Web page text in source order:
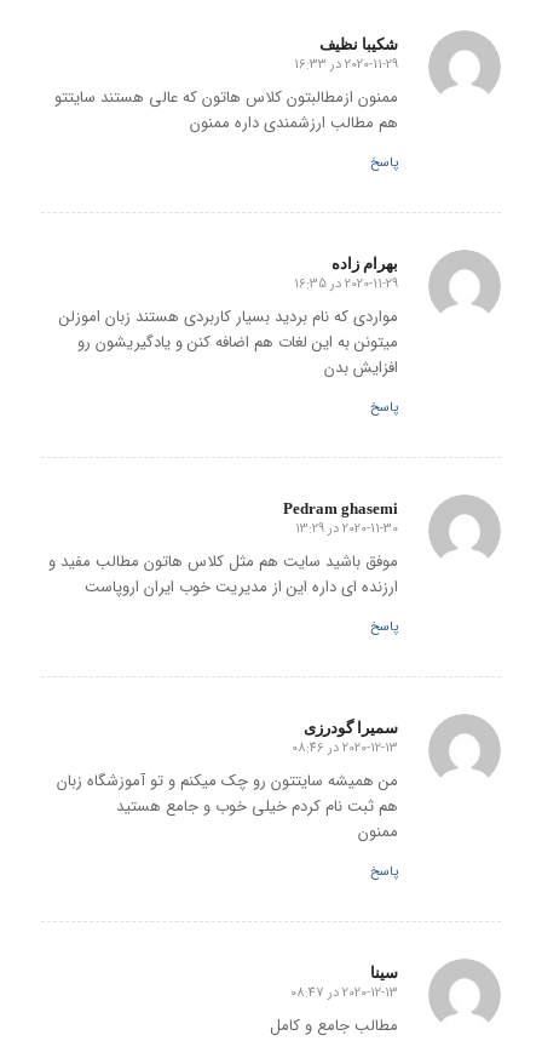
شکیبا نظیف
گفته:
2020-11-29 در 16:33
ممنون ازمطالبتون کلاس هاتون که عالی هستند سایتتو
هم مطالب ارزشمندی داره ممنون
پاسخ
بهرام زاده
گفته:
2020-11-29 در 16:35
مواردی که نام بردید بسیار کاربردی هستند زبان اموزلن
میتونن به این لغات هم اضافه کنن و یادگیریشون رو
افزایش بدن
پاسخ
Pedram ghasemi
گفته:
2020-11-30 در 13:29
موفق باشید سایت هم مثل کلاس هاتون مطالب مفید و
ارزنده ای داره این از مدیریت خوب ایران اروپاست
پاسخ
سمیرا گودرزی
گفته:
2020-12-13 در 08:46
من همیشه سایتتون رو چک میکنم و تو آموزشگاه زبان
هم ثبت نام کردم خیلی خوب و جامع هستید
ممنون
پاسخ
سینا
گفته:
2020-12-13 در 08:47
مطالب جامع و کامل